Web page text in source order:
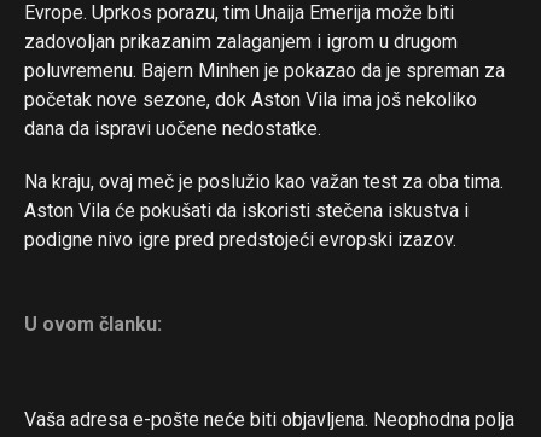
Evrope. Uprkos porazu, tim Unaija Emerija može biti
zadovoljan prikazanim zalaganjem i igrom u drugom
poluvremenu. Bajern Minhen je pokazao da je spreman za
početak nove sezone, dok Aston Vila ima još nekoliko
dana da ispravi uočene nedostatke.
Na kraju, ovaj meč je poslužio kao važan test za oba tima.
Aston Vila će pokušati da iskoristi stečena iskustva i
podigne nivo igre pred predstojeći evropski izazov.
U ovom članku:
Vaša adresa e-pošte neće biti objavljena. Neophodna polja
Reddit
Pinterest
Whatsapp
Email